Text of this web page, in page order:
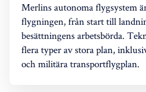
Merlins autonoma flygsystem
flygningen, från start till
besättningens arbetsbörda.
flera typer av stora plan,
och militära transportflygplan.